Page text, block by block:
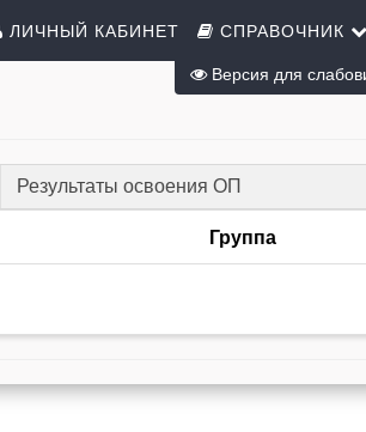
ЛИЧНЫЙ КАБИНЕТ СПРАВОЧНИК
Результаты освоения ОП
Группа
Версия для